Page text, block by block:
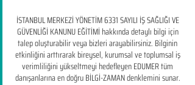
İSTANBUL MERKEZİ YÖNETİM 6331 SAYILI İŞ SAĞLIĞI VE
GÜVENLİĞİ KANUNU EĞİTİMİ hakkında detaylı bilgi için
talep oluşturabilir veya bizleri arayabilirsiniz. Bilginin
etkinliğini arttırarak bireysel, kurumsal ve toplumsal iş
verimliliğini yükseltmeyi hedefleyen​ EDUMER tüm
danışanlarına en doğru BİLGİ-ZAMAN denklemini sunar.